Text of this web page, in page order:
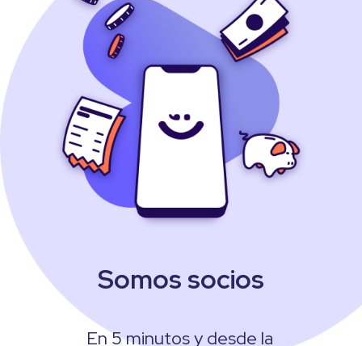
Somos socios
En 5 minutos y desde la